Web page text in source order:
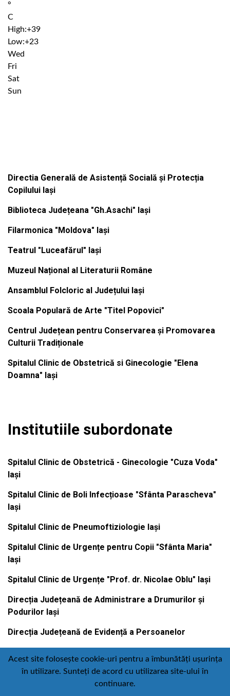
°
C
High:+39
Low:+23
Wed
Fri
Sat
Sun
Directia Generală de Asistență Socială și Protecția
Copilului Iași
Biblioteca Județeana "Gh.Asachi" Iași
Filarmonica "Moldova" Iași
Teatrul "Luceafărul" Iași
Muzeul Național al Literaturii Române
Ansamblul Folcloric al Județului Iași
Scoala Populară de Arte "Titel Popovici"
Centrul Județean pentru Conservarea și Promovarea
Culturii Tradiționale
Spitalul Clinic de Obstetrică si Ginecologie "Elena
Doamna" Iași
Institutiile subordonate
Spitalul Clinic de Obstetrică - Ginecologie "Cuza Voda"
Iași
Spitalul Clinic de Boli Infecțioase "Sfânta Parascheva"
Iași
Spitalul Clinic de Pneumoftiziologie Iași
Spitalul Clinic de Urgențe pentru Copii "Sfânta Maria"
Iași
Spitalul Clinic de Urgențe "Prof. dr. Nicolae Oblu" Iași
Direcția Județeană de Administrare a Drumurilor și
Podurilor Iași
Direcția Județeană de Evidență a Persoanelor
Contact Politică de confidențialitate
Acest site folosește cookie-uri pentru a îmbunătăți ușurința
în utilizare. Sunteți de acord cu utilizarea site-ului în
continuare.